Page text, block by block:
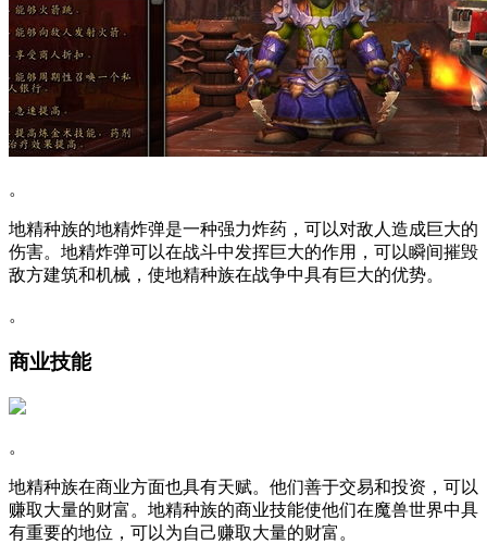
。
地精种族的地精炸弹是一种强力炸药，可以对敌人造成巨大的
伤害。地精炸弹可以在战斗中发挥巨大的作用，可以瞬间摧毁
敌方建筑和机械，使地精种族在战争中具有巨大的优势。
。
商业技能
。
地精种族在商业方面也具有天赋。他们善于交易和投资，可以
赚取大量的财富。地精种族的商业技能使他们在魔兽世界中具
有重要的地位，可以为自己赚取大量的财富。